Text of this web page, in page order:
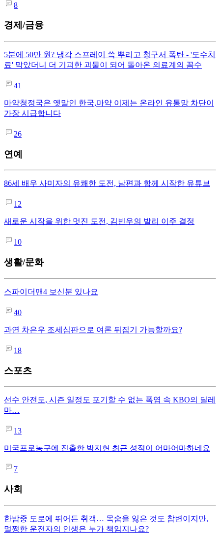
8
경제/금융
5분에 50만 원? 냉각 스프레이 쓱 뿌리고 청구서 폭탄 - '도수치
료' 막았더니 더 기괴한 괴물이 되어 돌아온 의료계의 꼼수
41
마약청정국은 옛말인 한국,마약 이제는 온라인 유통망 차단이
가장 시급합니다
26
연예
86세 배우 사미자의 유쾌한 도전, 남편과 함께 시작한 유튜브
12
새로운 시작을 위한 멋진 도전, 김빈우의 발리 이주 결정
10
생활/문화
스파이더맨4 보신분 있나요
40
과연 차은우 조세심판으로 여론 뒤집기 가능할까요?
18
스포츠
선수 안전도, 시즌 일정도 포기할 수 없는 폭염 속 KBO의 딜레
마…
13
미국프로농구에 진출한 박지현 최근 성적이 어마어마하네요
7
사회
한밤중 도로에 뛰어든 취객… 목숨을 잃은 것도 참변이지만,
멀쩡한 운전자의 인생은 누가 책임지나요?